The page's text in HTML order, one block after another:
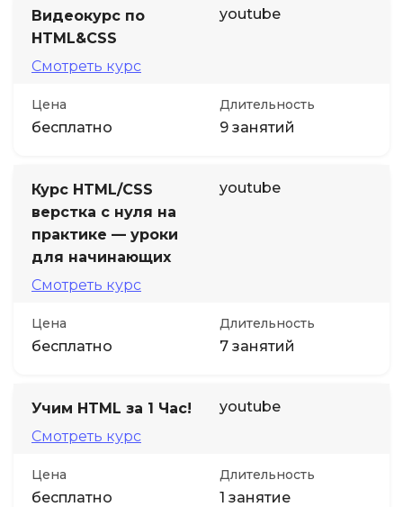
Видеокурс по
HTML&CSS
Смотреть курс
youtube
Цена
бесплатно
Длительность
9 занятий
Курс HTML/CSS
верстка с нуля на
практике — уроки
для начинающих
Смотреть курс
youtube
Цена
бесплатно
Длительность
7 занятий
Учим HTML за 1 Час!
Смотреть курс
youtube
Цена
бесплатно
Длительность
1 занятие